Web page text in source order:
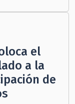
el
a la
de